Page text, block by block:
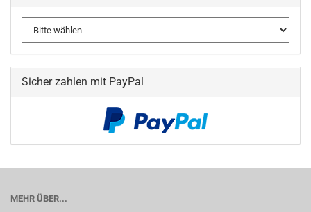
Sicher zahlen mit PayPal
MEHR ÜBER...